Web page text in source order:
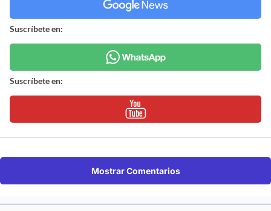
Suscríbete en:
Suscríbete en:
Mostrar Comentarios